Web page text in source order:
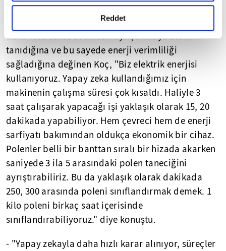
gerçekleştirilen veri işleme faaliyetleri ile ilgili daha
detaylı bilgi almak için lütfentıklayınız.
Reddet
Yapay zeka teknolojisi sayesinde prototipin çok
daha kısa sürede renkleri ayrıştırmaya olanak
tanıdığına ve bu sayede enerji verimliliği
sağladığına değinen Koç, "Biz elektrik enerjisi
kullanıyoruz. Yapay zeka kullandığımız için
makinenin çalışma süresi çok kısaldı. Haliyle 3
saat çalışarak yapacağı işi yaklaşık olarak 15, 20
dakikada yapabiliyor. Hem çevreci hem de enerji
sarfiyatı bakımından oldukça ekonomik bir cihaz.
Polenler belli bir banttan sıralı bir hizada akarken
saniyede 3 ila 5 arasındaki polen taneciğini
ayrıştırabiliriz. Bu da yaklaşık olarak dakikada
250, 300 arasında poleni sınıflandırmak demek. 1
kilo poleni birkaç saat içerisinde
sınıflandırabiliyoruz." diye konuştu.
- "Yapay zekayla daha hızlı karar alınıyor, süreçler